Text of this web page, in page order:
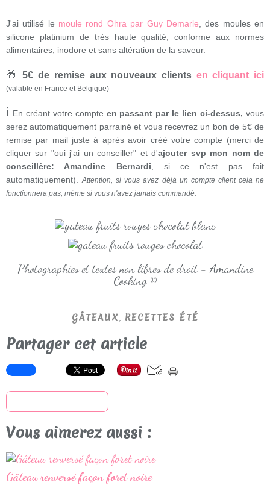
J'ai utilisé le moule rond Ohra par Guy Demarle , des moules en
silicone platinium de très haute qualité, conforme aux normes
alimentaires, inodore et sans altération de la saveur.
🎁 5€ de remise aux nouveaux clients en cliquant ici
(valable en France et Belgique)
ℹ En créant votre compte en passant par le lien ci-dessus, vous
serez automatiquement parrainé et vous recevrez un bon de 5€ de
remise par mail juste à après avoir créé votre compte (merci de
cliquer sur "oui j'ai un conseiller" et d'ajouter svp mon nom de
conseillère: Amandine Bernardi , si ce n'est pas fait
automatiquement).Attention, si vous avez déjà un compte client cela ne
fonctionnera pas, même si vous n'avez jamais commandé.
Photographies et textes non libres de droit - Amandine
Cooking ©
GÂTEAUX, RECETTES ÉTÉ
Partager cet article
Vous aimerez aussi :
Gâteau renversé façon foret noire